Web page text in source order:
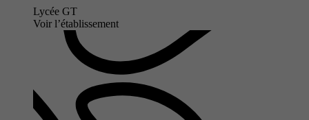
Lycée GT
Voir l’établissement